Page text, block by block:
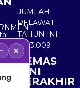
JUMLAH
PELAWAT
TAHUN INI :
5,523,009
KEMAS
KINI
TERAKHIR
×